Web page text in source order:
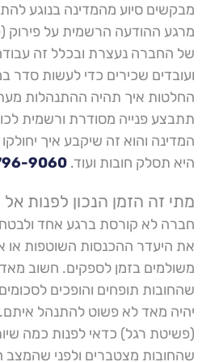
מבקשים סיוע מהמדינה בנוגע
מרגע ההודעה הרשמית על פירוק
של החברה נעצרת ובכלל זה
ועובדים שכירים כדי לעשות
החלטות איך תהיה ההתנהלות
תתבצע פנייה מסודרת ורשמית
המדינה והוא זה שיקבע איך
היא תסלק חובות ועוד. 9060
מתי זה הזמן הנכון לפנות
חברה לא קורסת ברגע אחד
את היעדר ההכנסות השוטפות
משולמים בזמן לספקים. חשוב
שהחובות תופחים והופכים
יהיה מאד לא פשוט להתנהל
(פשיטת רגל) כדאי לפנות כמה
שהחובות מצטברים ולפני שהמצב